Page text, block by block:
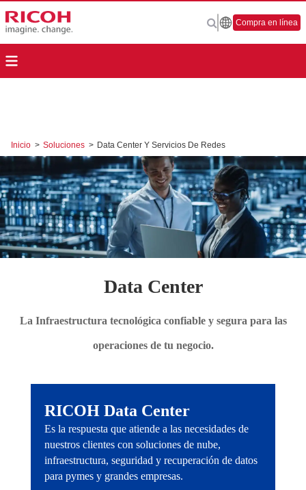
Compra en línea
Inicio > Soluciones > Data Center Y Servicios De Redes
Data Center
La Infraestructura tecnológica confiable y segura para las
operaciones de tu negocio.
RICOH Data Center
Es la respuesta que atiende a las necesidades de
nuestros clientes con soluciones de nube,
infraestructura, seguridad y recuperación de datos
para pymes y grandes empresas.